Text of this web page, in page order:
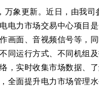
象更新。近日，由我司
电力市场交易中心项目
画面、音视频信号等，
同运行方式、不同机组
，实时收集市场数据、
全面提升电力市场管理